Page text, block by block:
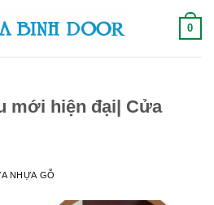
0
mới hiện đại| Cửa
NHỰA GỖ